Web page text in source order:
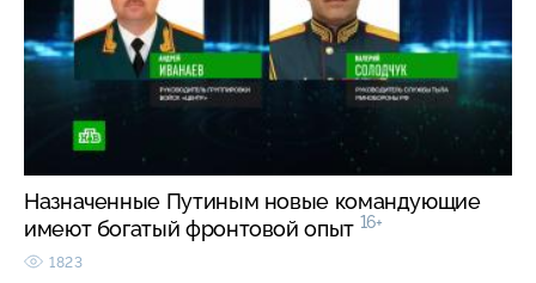
Назначенные Путиным новые командующие
имеют богатый фронтовой опыт 16+
1823